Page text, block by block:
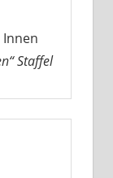
Innen
Staffel